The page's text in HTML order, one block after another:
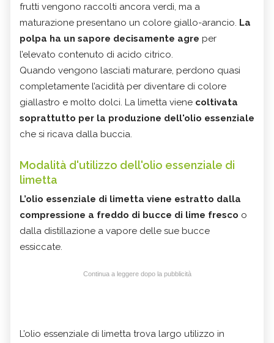
frutti vengono raccolti ancora verdi, ma a
maturazione presentano un colore giallo-arancio. La
polpa ha un sapore decisamente agre per
l’elevato contenuto di acido citrico.
Quando vengono lasciati maturare, perdono quasi
completamente l’acidità per diventare di colore
giallastro e molto dolci. La limetta viene coltivata
soprattutto per la produzione dell'olio essenziale
che si ricava dalla buccia.
Modalità d'utilizzo dell'olio essenziale di
limetta
L’olio essenziale di limetta viene estratto dalla
compressione a freddo di bucce di lime fresco o
dalla distillazione a vapore delle sue bucce
essiccate.
Continua a leggere dopo la pubblicità
L’olio essenziale di limetta trova largo utilizzo in